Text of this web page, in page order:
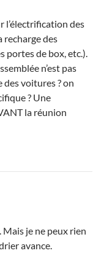
l’électrification des
recharge des
portes de box, etc.).
n’est pas
des voitures ? on
? Une
la réunion
Mais je ne peux rien
avance.